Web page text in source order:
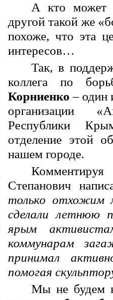
А кто может
другой такой же
похоже, что эта
интересов…
Так, в
коллега по
Корниенко – один
организации
Республики
отделение этой
нашем городе.
Степанович
только отхожим
сделали летнюю
ярым
коммунарам
принимал
помогая
Мы не будем